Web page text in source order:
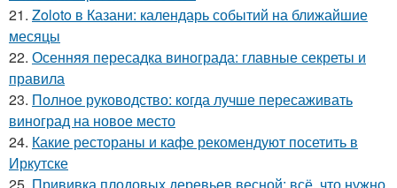
21. Zoloto в Казани: календарь событий на ближайшие
месяцы
22. Осенняя пересадка винограда: главные секреты и
правила
23. Полное руководство: когда лучше пересаживать
виноград на новое место
24. Какие рестораны и кафе рекомендуют посетить в
Иркутске